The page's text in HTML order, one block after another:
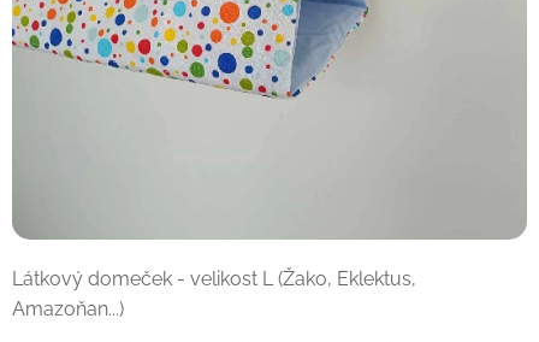
Látkový domeček - velikost L (Žako, Eklektus,
Amazoňan...)